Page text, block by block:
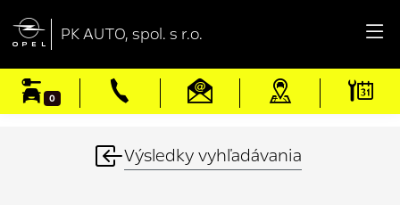
 PK AUTO, spol. s r.o.
0
Výsledky vyhľadávania